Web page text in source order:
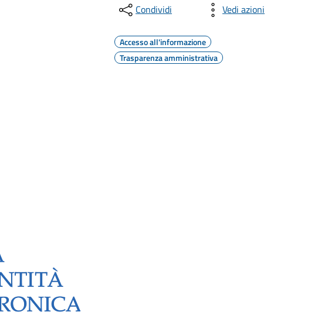
Condividi Vedi azioni
Accesso all'informazione
Trasparenza amministrativa